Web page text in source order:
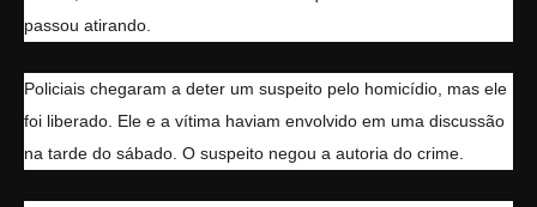
passou atirando.
Policiais chegaram a deter um suspeito pelo homicídio, mas ele
foi liberado. Ele e a vítima haviam envolvido em uma discussão
na tarde do sábado. O suspeito negou a autoria do crime.